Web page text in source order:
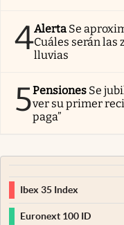
4Alerta Se
Cuáles serán las
lluvias
5Pensiones Se
ver su primer
paga”
Ibex 35 Index
Euronext 100 ID